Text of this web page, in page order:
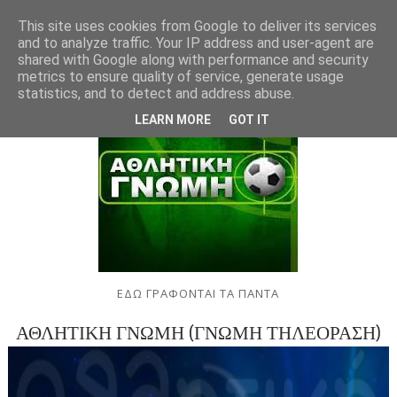
ΕΔΩ ΓΡΑΦΟΝΤΑΙ ΤΑ ΠΑΝΤΑ
ΑΘΛΗΤΙΚΗ ΓΝΩΜΗ (ΓΝΩΜΗ ΤΗΛΕΟΡΑΣΗ)
This site uses cookies from Google to deliver its services
and to analyze traffic. Your IP address and user-agent are
shared with Google along with performance and security
metrics to ensure quality of service, generate usage
statistics, and to detect and address abuse.
LEARN MORE GOT IT